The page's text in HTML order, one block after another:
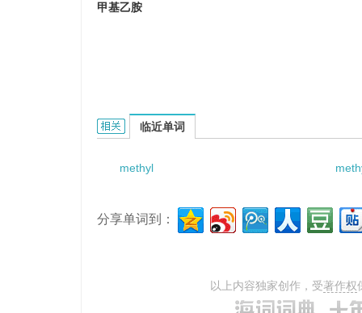
甲基乙胺
methyl ethyl-amine的相关资料：
临近单词
methyl
分享单词到：
以上内容独家创作，受著作权